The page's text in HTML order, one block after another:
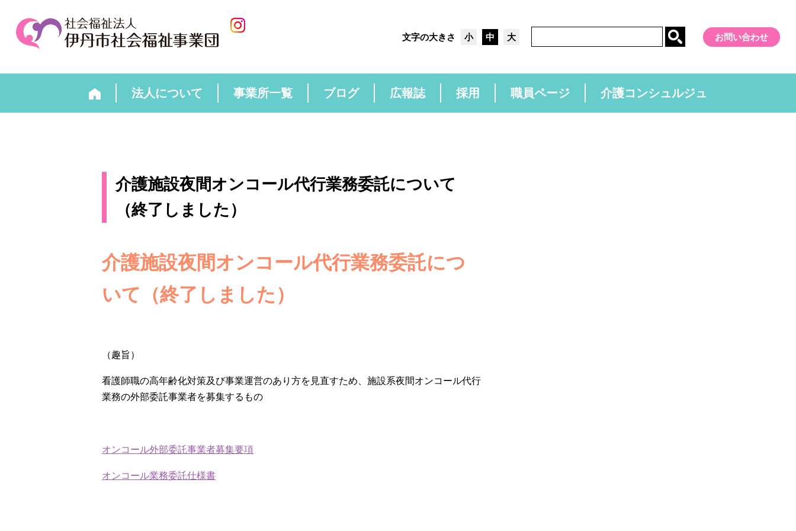
文字の大きさ 小 中 大 お問い合わせ
法人について 事業所一覧 ブログ 広報誌 採用 職員ページ 介護コンシュルジュ
介護施設夜間オンコール代行業務委託について
（終了しました）
介護施設夜間オンコール代行業務委託につ
いて（終了しました）
（趣旨）
看護師職の高年齢化対策及び事業運営のあり方を見直すため、施設系夜間オンコール代行
業務の外部委託事業者を募集するもの
オンコール外部委託事業者募集要項
オンコール業務委託仕様書